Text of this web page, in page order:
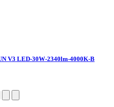
V3 LED-30W-2340lm-4000K-B